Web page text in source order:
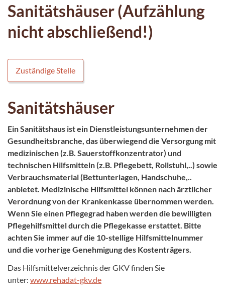
Sanitätshäuser (Aufzählung
nicht abschließend!)
Zuständige Stelle
Sanitätshäuser
Ein Sanitätshaus ist ein Dienstleistungsunternehmen der
Gesundheitsbranche, das überwiegend die Versorgung mit
medizinischen (z.B. Sauerstoffkonzentrator) und
technischen Hilfsmitteln (z.B. Pflegebett, Rollstuhl,..) sowie
Verbrauchsmaterial (Bettunterlagen, Handschuhe,..
anbietet. Medizinische Hilfsmittel können nach ärztlicher
Verordnung von der Krankenkasse übernommen werden.
Wenn Sie einen Pflegegrad haben werden die bewilligten
Pflegehilfsmittel durch die Pflegekasse erstattet. Bitte
achten Sie immer auf die 10-stellige Hilfsmittelnummer
und die vorherige Genehmigung des Kostenträgers.
Das Hilfsmittelverzeichnis der GKV finden Sie
unter: www.rehadat-gkv.de